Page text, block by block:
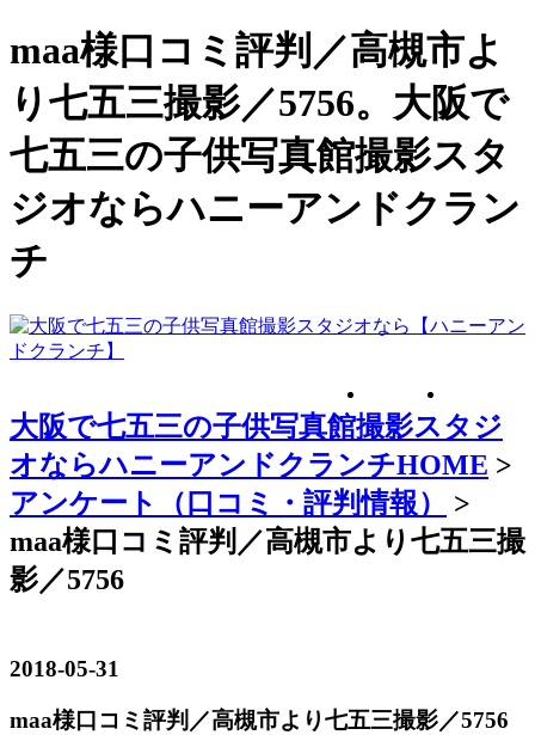
maa様口コミ評判／高槻市よ
り七五三撮影／5756。大阪で
七五三の子供写真館撮影スタ
ジオならハニーアンドクラン
チ
大阪で七五三の子供写真館撮影スタジ
オならハニーアンドクランチHOME >
アンケート（口コミ・評判情報）
>
maa様口コミ評判／高槻市より七五三撮
影／5756
2018-05-31
maa様口コミ評判／高槻市より七五三撮影／5756